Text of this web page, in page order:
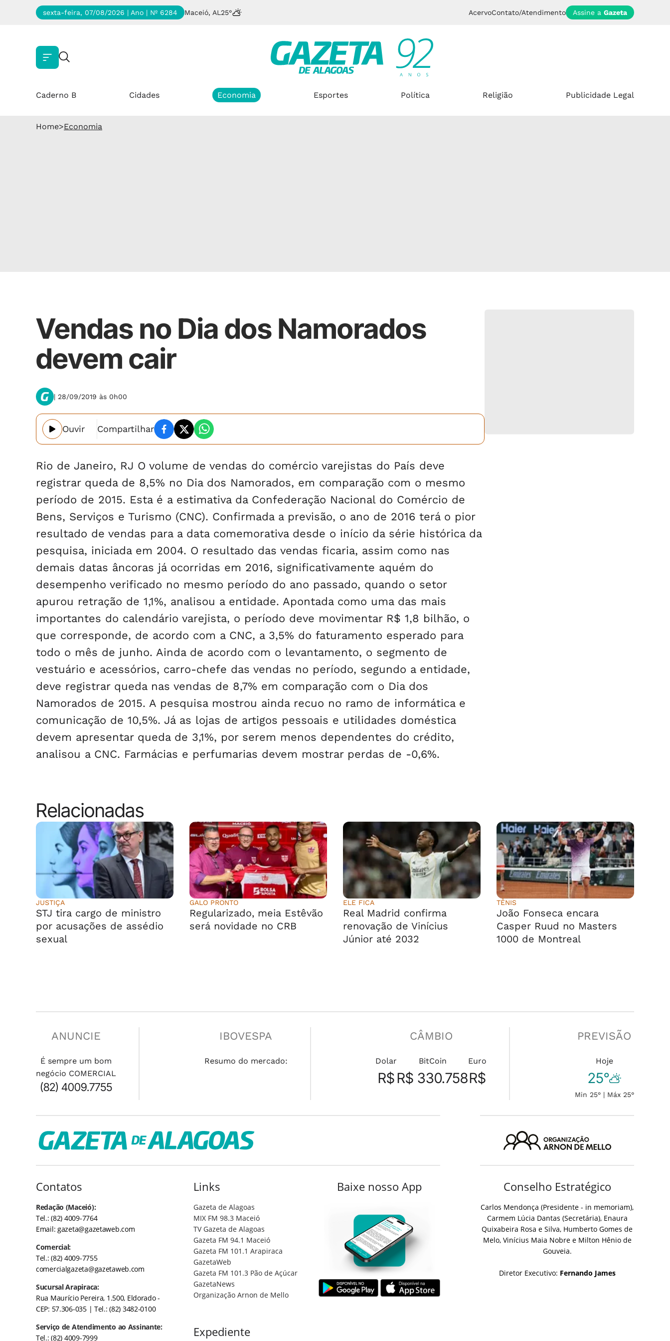
sexta-feira, 07/08/2026 | Ano | Nº 6284 Maceió, AL 25° AcervoContato/Atendimento Assine a Gazeta
Caderno B Cidades Economia Esportes Política Religião Publicidade Legal
Home>Economia
Vendas no Dia dos Namorados
devem cair
| 28/09/2019 às 0h00
Ouvir Compartilhar
Rio de Janeiro, RJ O volume de vendas do comércio varejistas do País deve
registrar queda de 8,5% no Dia dos Namorados, em comparação com o mesmo
período de 2015. Esta é a estimativa da Confederação Nacional do Comércio de
Bens, Serviços e Turismo (CNC). Confirmada a previsão, o ano de 2016 terá o pior
resultado de vendas para a data comemorativa desde o início da série histórica da
pesquisa, iniciada em 2004. O resultado das vendas ficaria, assim como nas
demais datas âncoras já ocorridas em 2016, significativamente aquém do
desempenho verificado no mesmo período do ano passado, quando o setor
apurou retração de 1,1%, analisou a entidade. Apontada como uma das mais
importantes do calendário varejista, o período deve movimentar R$ 1,8 bilhão, o
que corresponde, de acordo com a CNC, a 3,5% do faturamento esperado para
todo o mês de junho. Ainda de acordo com o levantamento, o segmento de
vestuário e acessórios, carro-chefe das vendas no período, segundo a entidade,
deve registrar queda nas vendas de 8,7% em comparação com o Dia dos
Namorados de 2015. A pesquisa mostrou ainda recuo no ramo de informática e
comunicação de 10,5%. Já as lojas de artigos pessoais e utilidades doméstica
devem apresentar queda de 3,1%, por serem menos dependentes do crédito,
analisou a CNC. Farmácias e perfumarias devem mostrar perdas de -0,6%.
Relacionadas
JUSTIÇA
STJ tira cargo de ministro
por acusações de assédio
sexual
GALO PRONTO
Regularizado, meia Estêvão
será novidade no CRB
ELE FICA
Real Madrid confirma
renovação de Vinícius
Júnior até 2032
TÊNIS
João Fonseca encara
Casper Ruud no Masters
1000 de Montreal
ANUNCIE
É sempre um bom
negócio COMERCIAL
(82) 4009.7755
IBOVESPA
Resumo do mercado:
CÂMBIO
Dolar
R$
BitCoin
R$ 330.758
Euro
R$
PREVISÃO
Hoje
25°
Min 25° | Máx 25°
Contatos
Redação (Maceió):
Tel.: (82) 4009-7764
Email:gazeta@gazetaweb.com
Comercial:
Tel.: (82) 4009-7755
comercialgazeta@gazetaweb.com
Sucursal Arapiraca:
Rua Maurício Pereira, 1.500, Eldorado -
CEP: 57.306-035 | Tel.: (82) 3482-0100
Serviço de Atendimento ao Assinante:
Tel.: (82) 4009-7999
Links
Gazeta de Alagoas
MIX FM 98.3 Maceió
TV Gazeta de Alagoas
Gazeta FM 94.1 Maceió
Gazeta FM 101.1 Arapiraca
GazetaWeb
Gazeta FM 101.3 Pão de Açúcar
GazetaNews
Organização Arnon de Mello
Expediente
Baixe nosso App Conselho Estratégico
Carlos Mendonça (Presidente - in memoriam),
Carmem Lúcia Dantas (Secretária), Enaura
Quixabeira Rosa e Silva, Humberto Gomes de
Melo, Vinícius Maia Nobre e Milton Hênio de
Gouveia.
Diretor Executivo: Fernando James